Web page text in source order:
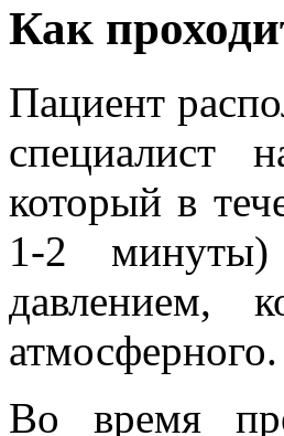
Как
Пациент
специалист
который в
1-2 минуты)
давлением,
атмосферного.
Во время